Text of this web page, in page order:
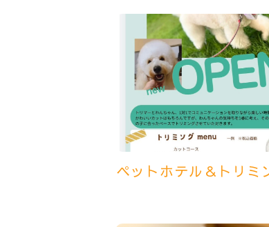
ペットホテル＆トリミ